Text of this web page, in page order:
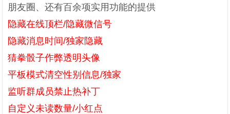
朋友圈、还有百余项实用功能的提供
隐藏在线顶栏/隐藏微信号
隐藏消息时间/独家隐藏
猜拳骰子作弊透明头像
平板模式清空性别信息/独家
监听群成员禁止热补丁
自定义未读数量/小红点